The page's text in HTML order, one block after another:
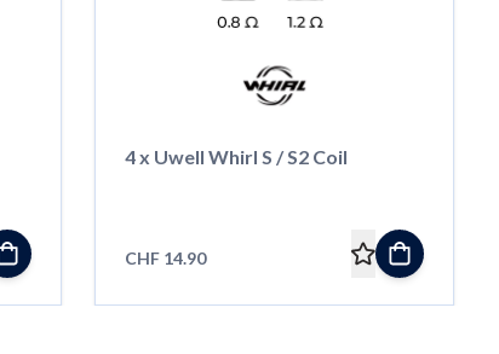
4 x Uwell Whirl S / S2 Coil
CHF 14.90